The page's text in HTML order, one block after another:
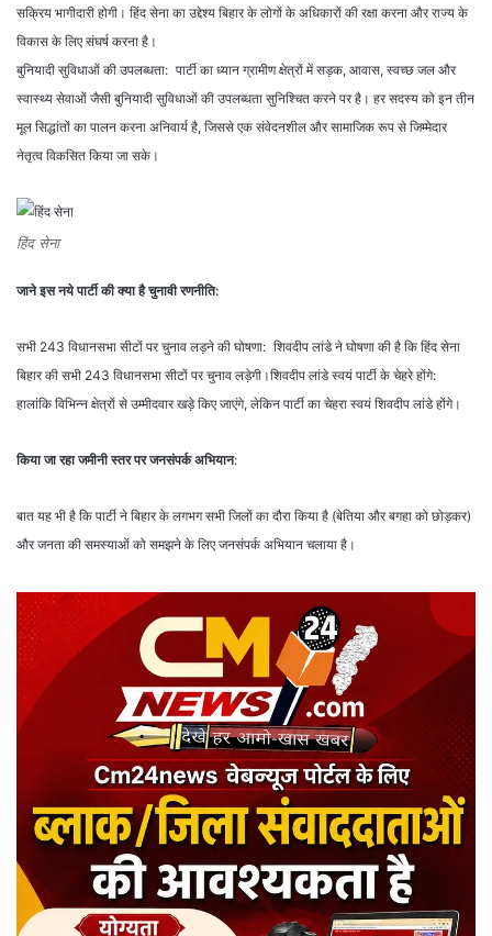
सक्रिय भागीदारी होगी। हिंद सेना का उद्देश्य बिहार के लोगों के अधिकारों की रक्षा करना और राज्य के
विकास के लिए संघर्ष करना है।
बुनियादी सुविधाओं की उपलब्धता: पार्टी का ध्यान ग्रामीण क्षेत्रों में सड़क, आवास, स्वच्छ जल और
स्वास्थ्य सेवाओं जैसी बुनियादी सुविधाओं की उपलब्धता सुनिश्चित करने पर है। हर सदस्य को इन तीन
मूल सिद्धांतों का पालन करना अनिवार्य है, जिससे एक संवेदनशील और सामाजिक रूप से जिम्मेदार
नेतृत्व विकसित किया जा सके।
हिंद सेना
जाने इस नये पार्टी की क्या है चुनावी रणनीति:
सभी 243 विधानसभा सीटों पर चुनाव लड़ने की घोषणा: शिवदीप लांडे ने घोषणा की है कि हिंद सेना
बिहार की सभी 243 विधानसभा सीटों पर चुनाव लड़ेगी।शिवदीप लांडे स्वयं पार्टी के चेहरे होंगे:
हालांकि विभिन्न क्षेत्रों से उम्मीदवार खड़े किए जाएंगे, लेकिन पार्टी का चेहरा स्वयं शिवदीप लांडे होंगे।
किया जा रहा जमीनी स्तर पर जनसंपर्क अभियान:
बात यह भी है कि पार्टी ने बिहार के लगभग सभी जिलों का दौरा किया है (बेतिया और बगहा को छोड़कर)
और जनता की समस्याओं को समझने के लिए जनसंपर्क अभियान चलाया है।